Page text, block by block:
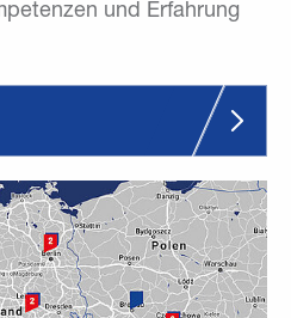
und Erfahrung